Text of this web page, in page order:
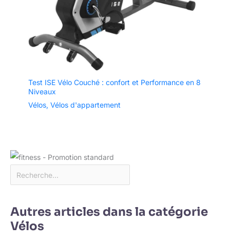
Test ISE Vélo Couché : confort et Performance en 8
Niveaux
Vélos, Vélos d'appartement
Autres articles dans la catégorie
Vélos